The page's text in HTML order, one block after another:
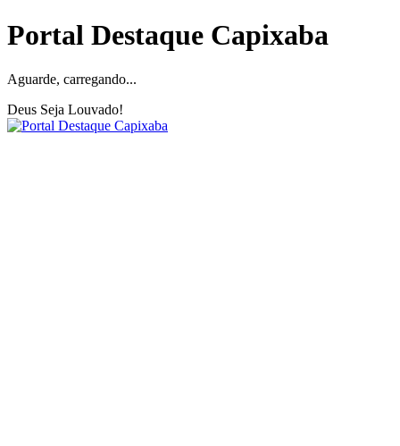
Portal Destaque Capixaba
Aguarde, carregando...
Deus Seja Louvado!